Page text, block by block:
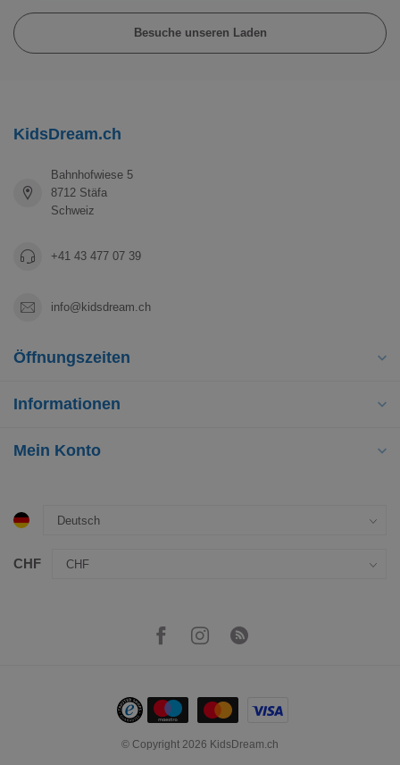
Besuche unseren Laden
KidsDream.ch
Bahnhofwiese 5
8712 Stäfa
Schweiz
+41 43 477 07 39
info@kidsdream.ch
Öffnungszeiten
Informationen
Mein Konto
CHF
© Copyright 2026 KidsDream.ch